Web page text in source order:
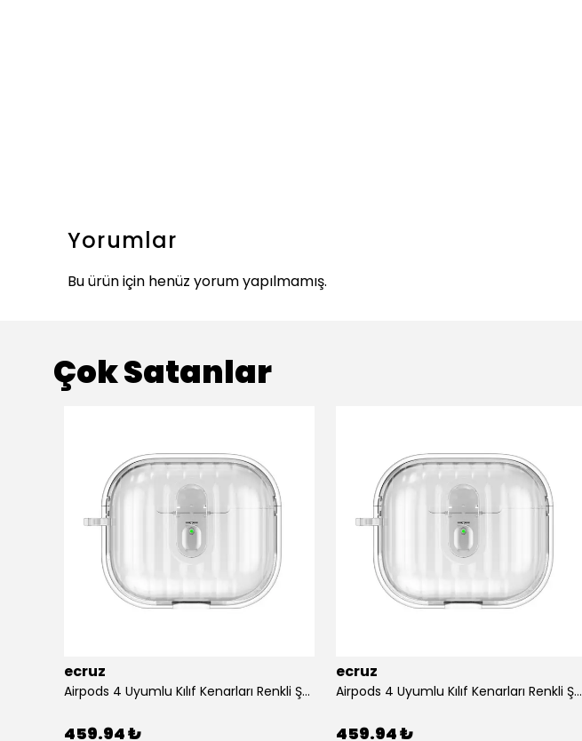
Yorumlar
Bu ürün için henüz yorum yapılmamış.
Çok Satanlar
ecruz
Airpods 4 Uyumlu Kılıf Kenarları Renkli Şeffaf Dilimli Silikon Ecruz Airbag 40 Uyumlu Kılıf
459.94 ₺
ecruz
Airpods 4 Uyumlu Kılıf Kenarları Renkli Şeffaf Dilimli Silikon Ecruz Airbag 40 Uyumlu Kılıf
459.94 ₺